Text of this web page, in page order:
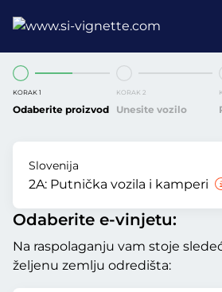
KORAK 1
Odaberite proizvod
KORAK 2
Unesite vozilo
Slovenija
2A: Putnička vozila i kamperi
Odaberite e-vinjetu:
Na raspolaganju vam stoje
željenu zemlju odredišta: